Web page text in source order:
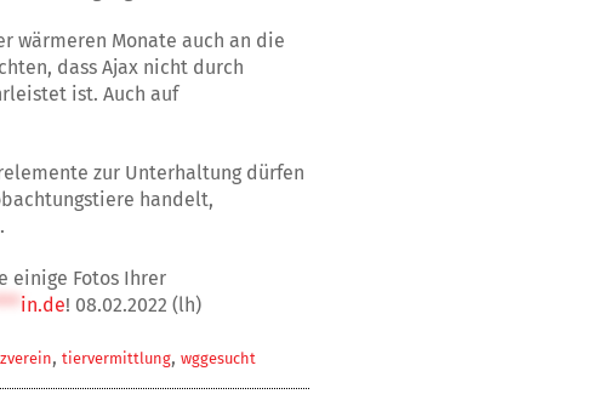
wärmeren Monate auch an die
dass Ajax nicht durch
ist. Auch auf
zur Unterhaltung dürfen
handelt,
einige Fotos Ihrer
in.de! 08.02.2022 (lh)
,tiervermittlung,wggesucht